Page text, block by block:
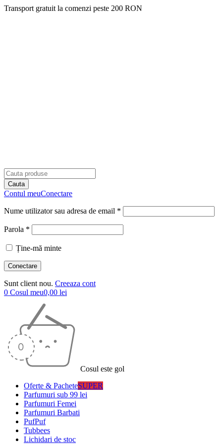
Transport gratuit la comenzi peste 200 RON
Contul meuConectare
Nume utilizator sau adresa de email *
Parola *
Ține-mă minte
Sunt client nou. Creeaza cont
0 Cosul meu0,00 lei
Cosul este gol
Oferte & PacheteSUPER
Parfumuri sub 99 lei
Parfumuri Femei
Parfumuri Barbati
PufPuf
Tubbees
Lichidari de stoc